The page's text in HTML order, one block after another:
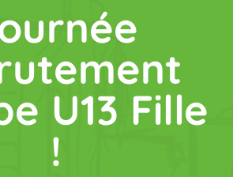
U13 Fille
!